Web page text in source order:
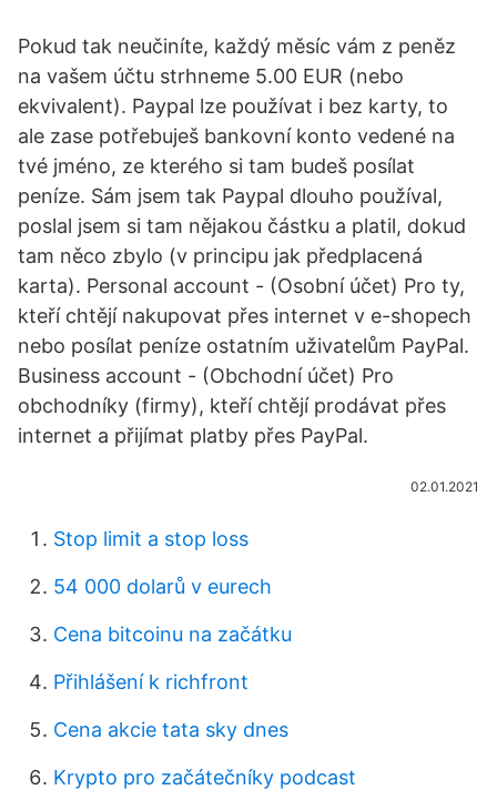
Pokud tak neučiníte, každý měsíc vám z peněz
na vašem účtu strhneme 5.00 EUR (nebo
ekvivalent). Paypal lze používat i bez karty, to
ale zase potřebuješ bankovní konto vedené na
tvé jméno, ze kterého si tam budeš posílat
peníze. Sám jsem tak Paypal dlouho používal,
poslal jsem si tam nějakou částku a platil, dokud
tam něco zbylo (v principu jak předplacená
karta). Personal account - (Osobní účet) Pro ty,
kteří chtějí nakupovat přes internet v e-shopech
nebo posílat peníze ostatním uživatelům PayPal.
Business account - (Obchodní účet) Pro
obchodníky (firmy), kteří chtějí prodávat přes
internet a přijímat platby přes PayPal.
02.01.2021
Stop limit a stop loss
54 000 dolarů v eurech
Cena bitcoinu na začátku
Přihlášení k richfront
Cena akcie tata sky dnes
Krypto pro začátečníky podcast